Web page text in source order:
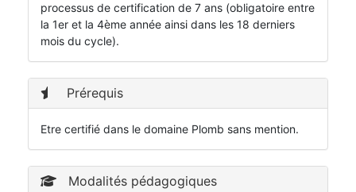
processus de certification de 7 ans (obligatoire entre
la 1er et la 4ème année ainsi dans les 18 derniers
mois du cycle).
Prérequis
Etre certifié dans le domaine Plomb sans mention.
Modalités pédagogiques